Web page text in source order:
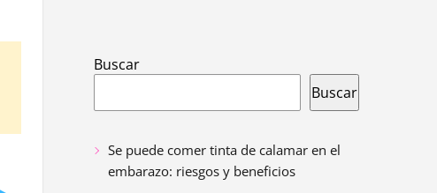
Buscar
Buscar
Se puede comer tinta de calamar en el
embarazo: riesgos y beneficios